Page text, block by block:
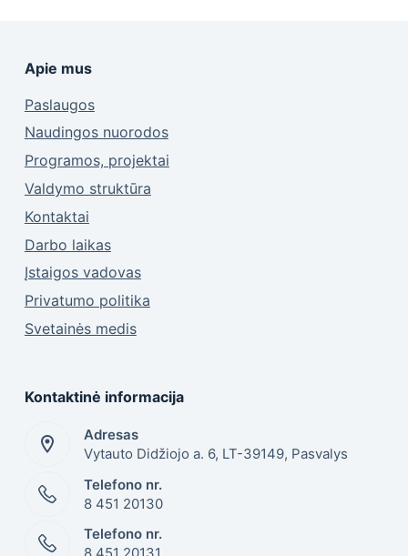
Apie mus
Paslaugos
Naudingos nuorodos
Programos, projektai
Valdymo struktūra
Kontaktai
Darbo laikas
Įstaigos vadovas
Privatumo politika
Svetainės medis
Kontaktinė informacija
Adresas
Vytauto Didžiojo a. 6, LT-39149, Pasvalys
Telefono nr.
8 451 20130
Telefono nr.